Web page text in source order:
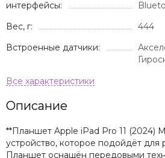
интерфейсы:
Вес, г:
444
Встроенные датчики:
Описание
**Планшет Apple iPad Pro 11 (2024)
устройство, которое подойдёт для
Планшет оснащён передовыми